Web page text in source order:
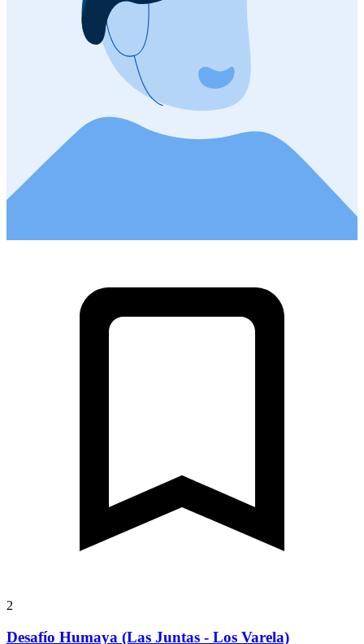
2
Desafío Humaya (Las Juntas - Los Varela)